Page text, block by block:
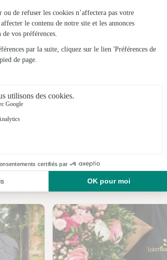
Fleuristes à
Fleuristes
Fleuristes
Fleuristes
Fleuristes
Fleuristes
Fleuristes
fleuristes à Eyguières